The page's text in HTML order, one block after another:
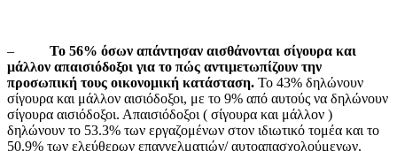
– Το 56% όσων απάντησαν αισθάνονται σίγουρα και
μάλλον απαισιόδοξοι για το πώς αντιμετωπίζουν την
προσωπική τους οικονομική κατάσταση. Το 43% δηλώνουν
σίγουρα και μάλλον αισιόδοξοι, με το 9% από αυτούς να δηλώνουν
σίγουρα αισιόδοξοι. Απαισιόδοξοι ( σίγουρα και μάλλον )
δηλώνουν το 53.3% των εργαζομένων στον ιδιωτικό τομέα και το
50.9% των ελεύθερων επαγγελματιών/ αυτοαπασχολούμενων.